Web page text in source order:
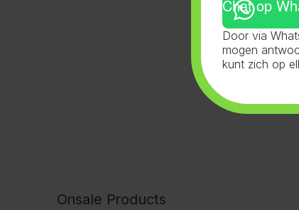
Onsale Products
Chat op
Door via
mogen
kunt zich op